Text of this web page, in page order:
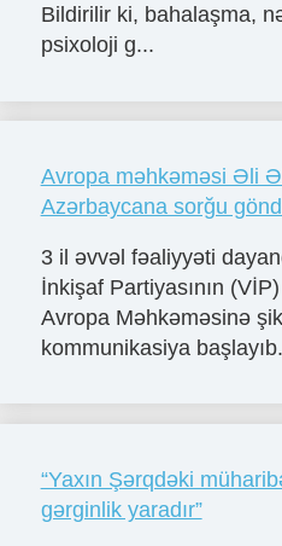
Bildirilir ki, bahalaşma,
psixoloji g...
Avropa məhkəməsi Əli
Azərbaycana sorğu
3 il əvvəl fəaliyyəti
İnkişaf Partiyasının
Avropa Məhkəməsinə
kommunikasiya
“Yaxın Şərqdəki
gərginlik yaradır”